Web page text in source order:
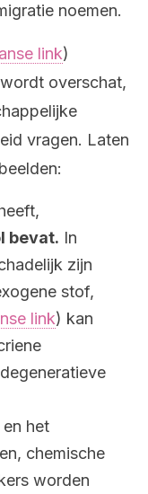
noemen.
link)
overschat,
vragen. Laten
bevat. In
zijn
stof,
link) kan
het
chemische
worden